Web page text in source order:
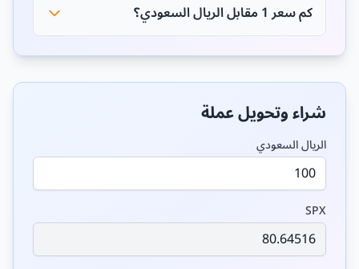
كم سعر 1 مقابل الريال السعودي؟
شراء وتحويل عملة
الريال السعودي
SPX